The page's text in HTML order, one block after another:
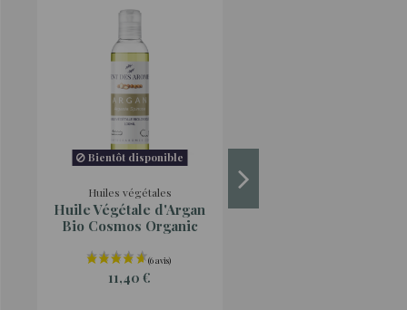
Bientôt disponible
Huiles végétales
Huile Végétale d'Argan
Bio Cosmos Organic
11,40 €